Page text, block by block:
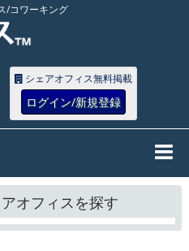
/コワーキング
シェアオフィス無料掲載
ログイン/新規登録
オフィスを探す